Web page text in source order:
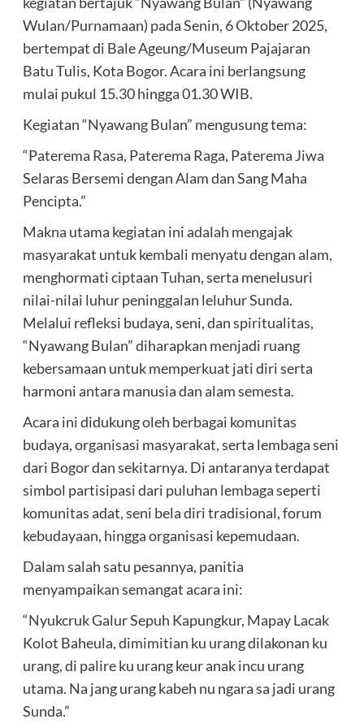
Wulan/Purnamaan) pada Senin, 6 Oktober 2025,
bertempat di Bale Ageung/Museum Pajajaran
Batu Tulis, Kota Bogor. Acara ini berlangsung
mulai pukul 15.30 hingga 01.30 WIB.
Kegiatan “Nyawang Bulan” mengusung tema:
“Paterema Rasa, Paterema Raga, Paterema Jiwa
Selaras Bersemi dengan Alam dan Sang Maha
Pencipta.”
Makna utama kegiatan ini adalah mengajak
masyarakat untuk kembali menyatu dengan alam,
menghormati ciptaan Tuhan, serta menelusuri
nilai-nilai luhur peninggalan leluhur Sunda.
Melalui refleksi budaya, seni, dan spiritualitas,
“Nyawang Bulan” diharapkan menjadi ruang
kebersamaan untuk memperkuat jati diri serta
harmoni antara manusia dan alam semesta.
Acara ini didukung oleh berbagai komunitas
budaya, organisasi masyarakat, serta lembaga seni
dari Bogor dan sekitarnya. Di antaranya terdapat
simbol partisipasi dari puluhan lembaga seperti
komunitas adat, seni bela diri tradisional, forum
kebudayaan, hingga organisasi kepemudaan.
Dalam salah satu pesannya, panitia
menyampaikan semangat acara ini:
“Nyukcruk Galur Sepuh Kapungkur, Mapay Lacak
Kolot Baheula, dimimitian ku urang dilakonan ku
urang, di palire ku urang keur anak incu urang
utama. Na jang urang kabeh nu ngara sa jadi urang
Sunda.”